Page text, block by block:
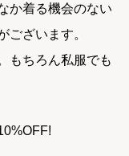
か着る機会のない
ございます。
もちろん私服でも